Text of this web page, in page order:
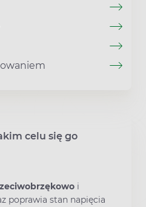
celu się go
i
poprawia stan napięcia